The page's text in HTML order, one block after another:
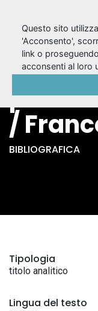
/
BIBLIOGRAFICA
Tipologia
titolo analitico
Lingua del testo
Questo sito
'Acconsento',
link o
acconsenti al loro